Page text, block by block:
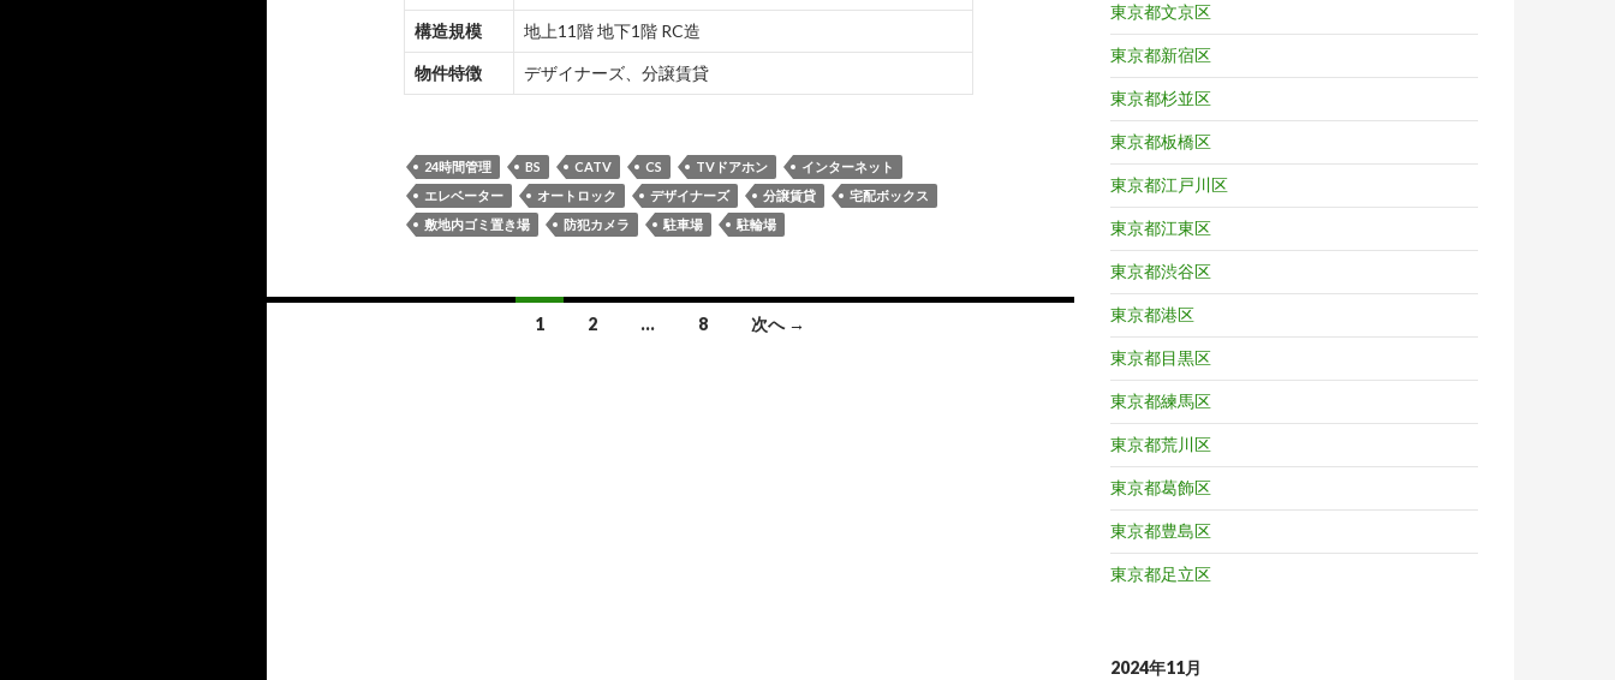
構造規模 地上11階 地下1階 RC造
物件特徴 デザイナーズ、分譲賃貸
24時間管理 BS CATV CS TVドアホン
インターネット
エレベーター
オートロック デザイナーズ 分譲賃貸
宅配ボックス
敷地内ゴミ置き場
防犯カメラ 駐車場 駐輪場
1 2 … 8 次へ →
東京都文京区
東京都新宿区
東京都杉並区
東京都板橋区
東京都江戸川区
東京都江東区
東京都渋谷区
東京都港区
東京都目黒区
東京都練馬区
東京都荒川区
東京都葛飾区
東京都豊島区
東京都足立区
2024年11月